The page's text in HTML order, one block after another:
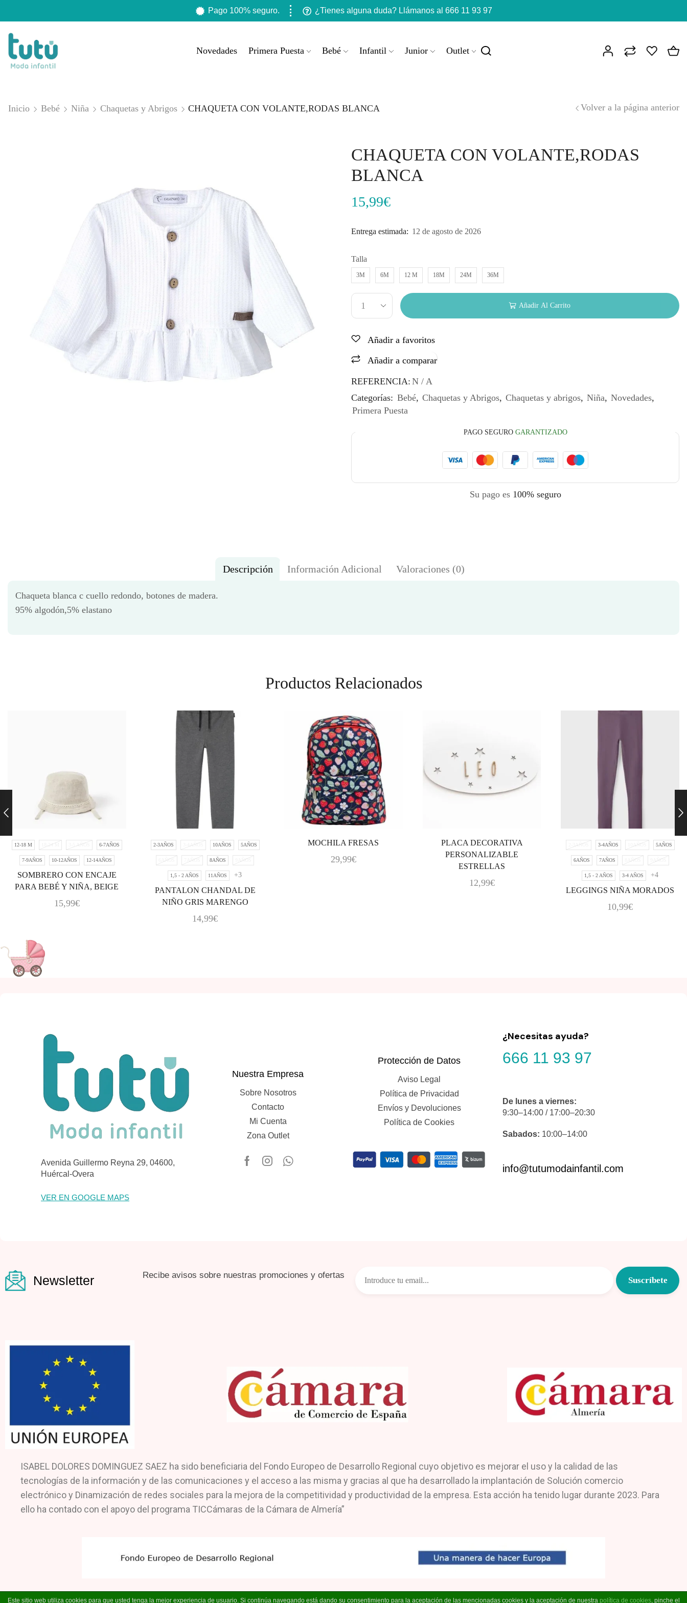
Pago 100% seguro. ¿Tienes alguna duda? Llámanos al 666 11 93 97
Novedades Primera Puesta Bebé Infantil Junior Outlet
Inicio Bebé Niña Chaquetas y Abrigos CHAQUETA CON VOLANTE,RODAS BLANCA Volver a la página anterior
CHAQUETA CON VOLANTE,RODAS
BLANCA
15,99€
Entrega estimada: 12 de agosto de 2026
Talla
3M 6M 12 M 18M 24M 36M
Añadir Al Carrito
Añadir a favoritos
Añadir a comparar
REFERENCIA: N / A
Categorías: Bebé, Chaquetas y Abrigos, Chaquetas y abrigos, Niña, Novedades,
Primera Puesta
PAGO SEGURO GARANTIZADO
Su pago es 100% seguro
Descripción Información Adicional Valoraciones (0)
Chaqueta blanca c cuello redondo, botones de madera.
95% algodón,5% elastano
Productos Relacionados
12-18 M 18-24 M 3-5 AÑOS 6-7AÑOS
7-9AÑOS 10-12AÑOS 12-14AÑOS
SOMBRERO CON ENCAJE
PARA BEBÉ Y NIÑA, BEIGE
15,99€
2-3AÑOS 3-4AÑOS 10AÑOS 5AÑOS
6AÑOS 7AÑOS 8AÑOS 9AÑOS
1,5 - 2 AÑOS 11AÑOS +3
PANTALON CHANDAL DE
NIÑO GRIS MARENGO
14,99€
MOCHILA FRESAS
29,99€
PLACA DECORATIVA
PERSONALIZABLE
ESTRELLAS
12,99€
2-3AÑOS 3-4AÑOS 10AÑOS 5AÑOS
6AÑOS 7AÑOS 8AÑOS 9AÑOS
1,5 - 2 AÑOS 3-4 AÑOS +4
LEGGINGS NIÑA MORADOS
10,99€
Avenida Guillermo Reyna 29, 04600,
Huércal-Overa
VER EN GOOGLE MAPS
Nuestra Empresa
Sobre Nosotros
Contacto
Mi Cuenta
Zona Outlet
Protección de Datos
Aviso Legal
Política de Privacidad
Envíos y Devoluciones
Política de Cookies
¿Necesitas ayuda?
666 11 93 97
De lunes a viernes:
9:30–14:00 / 17:00–20:30
Sabados: 10:00–14:00
info@tutumodainfantil.com
Newsletter Recibe avisos sobre nuestras promociones y ofertas
ISABEL DOLORES DOMINGUEZ SAEZ ha sido beneficiaria del Fondo Europeo de Desarrollo Regional cuyo objetivo es mejorar el uso y la calidad de las
tecnologías de la información y de las comunicaciones y el acceso a las misma y gracias al que ha desarrollado la implantación de Solución comercio
electrónico y Dinamización de redes sociales para la mejora de la competitividad y productividad de la empresa. Esta acción ha tenido lugar durante 2023. Para
ello ha contado con el apoyo del programa TICCámaras de la Cámara de Almería”
Este sitio web utiliza cookies para que usted tenga la mejor experiencia de usuario. Si continúa navegando está dando su consentimiento para la aceptación de las mencionadas cookies y la aceptación de nuestra política de cookies, pinche el